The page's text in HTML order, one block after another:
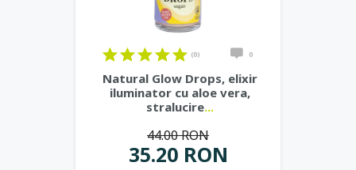
(0) 0
Natural Glow Drops, elixir
iluminator cu aloe vera,
stralucire...
35.20 RON
44.00 RON